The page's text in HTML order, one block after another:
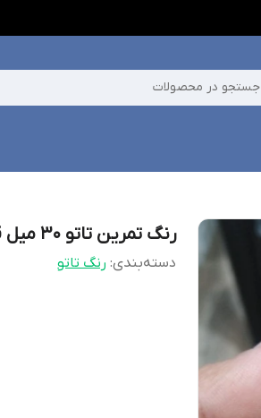
جستجو در محصولات
رنگ تمرین تاتو 30 میل قهوه ای تیره
دسته‌بندی: رنگ تاتو